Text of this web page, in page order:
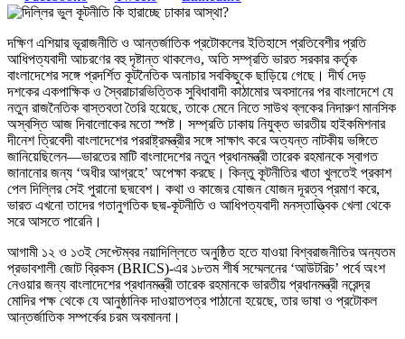
দক্ষিণ এশিয়ার ভূরাজনীতি ও আন্তর্জাতিক প্রটোকলের ইতিহাসে প্রতিবেশীর প্রতি
আধিপত্যবাদী আচরণের বহু দৃষ্টান্ত থাকলেও, অতি সম্প্রতি ভারত সরকার কর্তৃক
বাংলাদেশের সঙ্গে প্রদর্শিত কূটনৈতিক অনাচার সবকিছুকে ছাড়িয়ে গেছে। দীর্ঘ দেড়
দশকের একপাক্ষিক ও স্বৈরাচারভিত্তিক সুবিধাবাদী কাঠামোর অবসানের পর বাংলাদেশে যে
নতুন রাজনৈতিক বাস্তবতা তৈরি হয়েছে, তাকে মেনে নিতে সাউথ ব্লকের নিদারুণ মানসিক
অস্বস্তি আজ দিবালোকের মতো স্পষ্ট। সম্প্রতি ঢাকায় নিযুক্ত ভারতীয় হাইকমিশনার
দীনেশ ত্রিবেদী বাংলাদেশের পররাষ্ট্রমন্ত্রীর সঙ্গে সাক্ষাৎ করে অত্যন্ত নাটকীয় ভঙ্গিতে
জানিয়েছিলেন—ভারতের মাটি বাংলাদেশের নতুন প্রধানমন্ত্রী তারেক রহমানকে স্বাগত
জানানোর জন্য ‘অধীর আগ্রহে’ অপেক্ষা করছে। কিন্তু কূটনীতির খাতা খুলতেই প্রকাশ
পেল দিল্লির সেই পুরানো ছদ্মবেশ। কথা ও কাজের যোজন যোজন দূরত্ব প্রমাণ করে,
ভারত এখনো তাদের গতানুগতিক ছদ্ম-কূটনীতি ও আধিপত্যবাদী মনস্তাত্ত্বিক খেলা থেকে
সরে আসতে পারেনি।
আগামী ১২ ও ১৩ই সেপ্টেম্বর নয়াদিল্লিতে অনুষ্ঠিত হতে যাওয়া বিশ্বরাজনীতির অন্যতম
প্রভাবশালী জোট ব্রিকস (BRICS)-এর ১৮তম শীর্ষ সম্মেলনের ‘আউটরিচ’ পর্বে অংশ
নেওয়ার জন্য বাংলাদেশের প্রধানমন্ত্রী তারেক রহমানকে ভারতীয় প্রধানমন্ত্রী নরেন্দ্র
মোদির পক্ষ থেকে যে আনুষ্ঠানিক দাওয়াতপত্র পাঠানো হয়েছে, তার ভাষা ও প্রটোকল
আন্তর্জাতিক সম্পর্কের চরম অবমাননা।